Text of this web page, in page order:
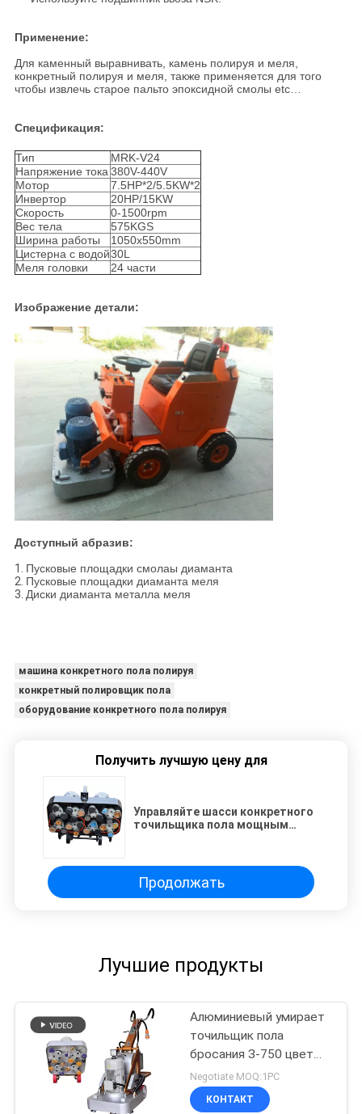
Применение:
Для каменный выравнивать, камень полируя и меля,
конкретный полируя и меля, также применяется для того
чтобы извлечь старое пальто эпоксидной смолы etc…
Спецификация:
Тип
MRK-V24
Напряжение тока380V-440V
Мотор
7.5HP*2/5.5KW*2
Инвертор
20HP/15KW
Скорость
0-1500rpm
Вес тела
575KGS
Ширина работы
1050x550mm
Цистерна с водой30L
Меля головки
24 части
Изображение детали:
Доступный абразив:
1. Пусковые площадки смолаы диаманта
2. Пусковые площадки диаманта меля
3. Диски диаманта металла меля
машина конкретного пола полируя
конкретный полировщик пола
оборудование конкретного пола полируя
Получить лучшую цену для
Управляйте шасси конкретного
точильщика пола мощным
Продолжать
Лучшие продукты
Алюминиевый умирает
точильщик пола
бросания З-750 цвет
15КВ 20ХП конкретный
серый/белый
Negotiate MOQ:1PC
КОНТАКТ